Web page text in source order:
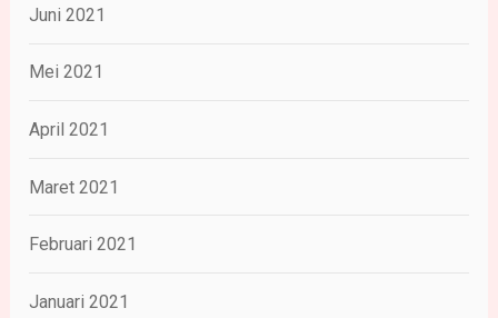
Juni 2021
Mei 2021
April 2021
Maret 2021
Februari 2021
Januari 2021